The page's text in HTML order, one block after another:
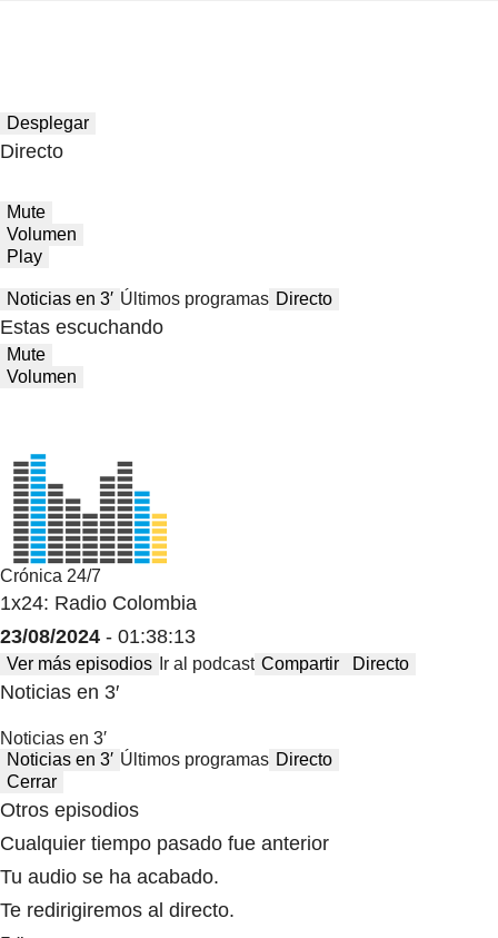
Desplegar
Directo
Mute
Volumen
Play
Noticias en 3′ Últimos programas Directo
Estas escuchando
Mute
Volumen
Crónica 24/7
1x24: Radio Colombia
23/08/2024 - 01:38:13
Ver más episodios Ir al podcast Compartir Directo
Noticias en 3′
Noticias en 3′
Noticias en 3′ Últimos programas Directo
Cerrar
Otros episodios
Cualquier tiempo pasado fue anterior
Tu audio se ha acabado.
Te redirigiremos al directo.